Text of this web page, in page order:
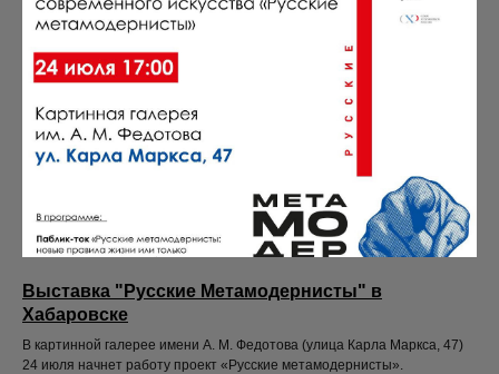
Выставка "Русские Метамодернисты" в
Хабаровске
В картинной галерее имени А. М. Федотова (улица Карла Маркса, 47)
24 июля начнет работу проект «Русские метамодернисты».